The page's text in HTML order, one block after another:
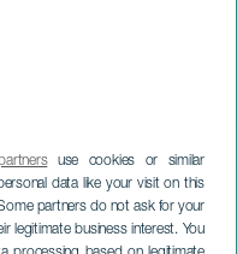
use cookies or similar
data like your visit on this
partners do not ask for your
legitimate business interest. You